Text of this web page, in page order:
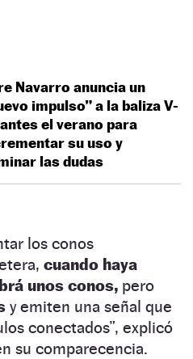
Navarro anuncia un
impulso” a la baliza V-
el verano para
su uso y
las dudas
los conos
cuando haya
unos conos, pero
y emiten una señal que
conectados”, explicó
su comparecencia.